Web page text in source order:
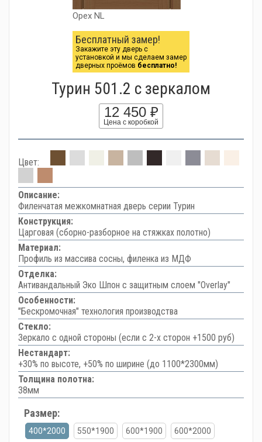
Орех NL
Бесплатный замер!
Закажите эту дверь с
установкой и мы сделаем замер
дверных проёмов бесплатно!
Турин 501.2 с зеркалом
12 450 ₽
Цена с коробкой
Цвет:
Описание:
Филенчатая межкомнатная дверь серии Турин
Конструкция:
Царговая (сборно-разборное на стяжках полотно)
Материал:
Профиль из массива сосны, филенка из МДФ
Отделка:
Антивандальный Эко Шпон с защитным слоем "Overlay"
Особенности:
"Бескромочная" технология производства
Стекло:
Зеркало с одной стороны (если с 2-х сторон +1500 руб)
Нестандарт:
+30% по высоте, +50% по ширине (до 1100*2300мм)
Толщина полотна:
38мм
Размер:
400*2000 550*1900 600*1900 600*2000